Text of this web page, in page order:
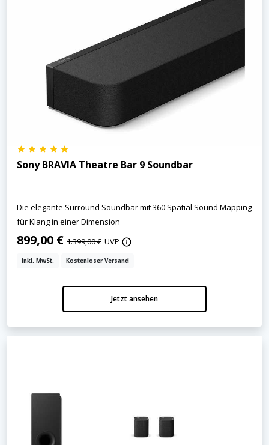
Sony BRAVIA Theatre Bar 9 Soundbar
Die elegante Surround Soundbar mit 360 Spatial Sound Mapping
für Klang in einer Dimension
899,00 € 1.399,00 € UVP
inkl. MwSt. Kostenloser Versand
Jetzt ansehen